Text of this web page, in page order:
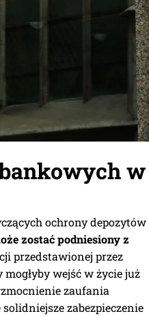
w
ochrony depozytów
zostać podniesiony z
przedstawionej przez
wejść w życie już
zaufania
zabezpieczenie